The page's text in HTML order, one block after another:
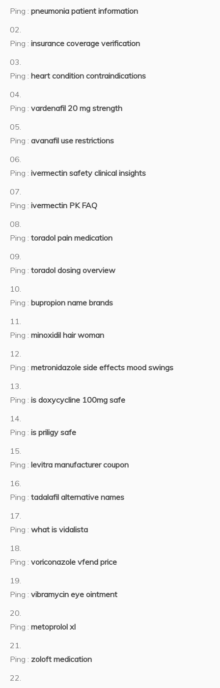
Ping : pneumonia patient information
Ping : insurance coverage verification
Ping : heart condition contraindications
Ping : vardenafil 20 mg strength
Ping : avanafil use restrictions
Ping : ivermectin safety clinical insights
Ping : ivermectin PK FAQ
Ping : toradol pain medication
Ping : toradol dosing overview
Ping : bupropion name brands
Ping : minoxidil hair woman
Ping : metronidazole side effects mood swings
Ping : is doxycycline 100mg safe
Ping : is priligy safe
Ping : levitra manufacturer coupon
Ping : tadalafil alternative names
Ping : what is vidalista
Ping : voriconazole vfend price
Ping : vibramycin eye ointment
Ping : metoprolol xl
Ping : zoloft medication